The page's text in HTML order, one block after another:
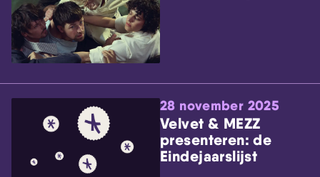
28 november 2025
Velvet & MEZZ
presenteren: de
Eindejaarslijst